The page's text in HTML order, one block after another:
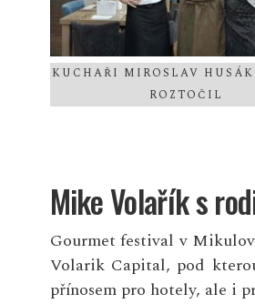
KUCHAŘI MIROSLAV
ROZTOČIL
Mike Volařík s
Gourmet festival v
Volarik Capital, pod
přínosem pro hotely, ale i